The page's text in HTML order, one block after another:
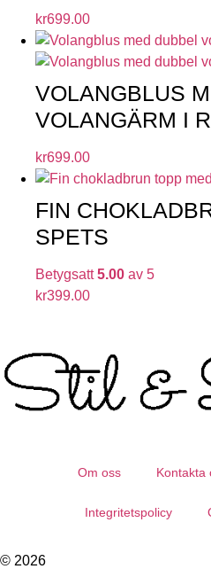
kr699.00
VOLANGBLUS
VOLANGÄRM I
kr699.00
FIN
SPETS
Betygsatt5.00 av 5
kr399.00
Om oss Kontakta
Integritetspolicy
© 2026